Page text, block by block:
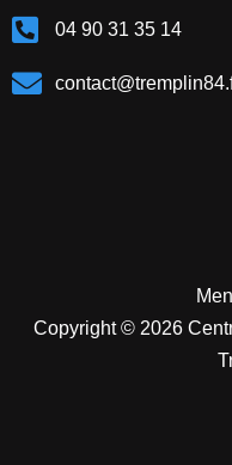
04 90 31 35 14
Copyright © 2026